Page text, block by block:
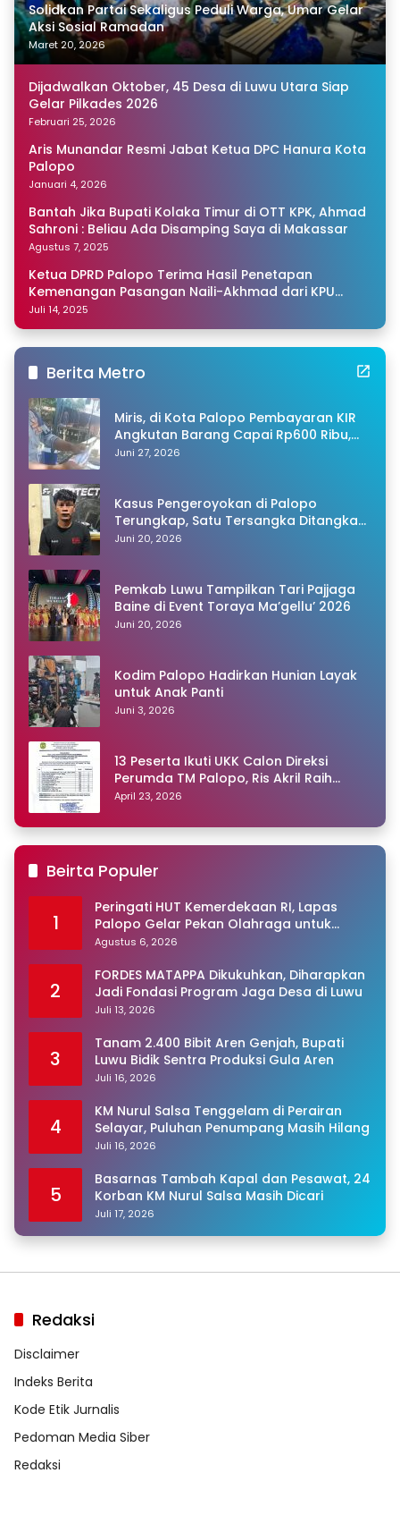
Solidkan Partai Sekaligus Peduli Warga, Umar Gelar
Aksi Sosial Ramadan
Maret 20, 2026
Dijadwalkan Oktober, 45 Desa di Luwu Utara Siap
Gelar Pilkades 2026
Februari 25, 2026
Aris Munandar Resmi Jabat Ketua DPC Hanura Kota
Palopo
Januari 4, 2026
Bantah Jika Bupati Kolaka Timur di OTT KPK, Ahmad
Sahroni : Beliau Ada Disamping Saya di Makassar
Agustus 7, 2025
Ketua DPRD Palopo Terima Hasil Penetapan
Kemenangan Pasangan Naili-Akhmad dari KPU
Sulsel
Juli 14, 2025
Berita Metro
Miris, di Kota Palopo Pembayaran KIR
Angkutan Barang Capai Rp600 Ribu,
Warganet Pertanyakan Dugaan Pungli
Juni 27, 2026
Kasus Pengeroyokan di Palopo
Terungkap, Satu Tersangka Ditangkap
Polisi
Juni 20, 2026
Pemkab Luwu Tampilkan Tari Pajjaga
Baine di Event Toraya Ma’gellu’ 2026
Juni 20, 2026
Kodim Palopo Hadirkan Hunian Layak
untuk Anak Panti
Juni 3, 2026
13 Peserta Ikuti UKK Calon Direksi
Perumda TM Palopo, Ris Akril Raih
Peringkat Pertama
April 23, 2026
Beirta Populer
1
Peringati HUT Kemerdekaan RI, Lapas
Palopo Gelar Pekan Olahraga untuk
Warga Binaan
Agustus 6, 2026
2
FORDES MATAPPA Dikukuhkan, Diharapkan
Jadi Fondasi Program Jaga Desa di Luwu
Juli 13, 2026
3
Tanam 2.400 Bibit Aren Genjah, Bupati
Luwu Bidik Sentra Produksi Gula Aren
Juli 16, 2026
4
KM Nurul Salsa Tenggelam di Perairan
Selayar, Puluhan Penumpang Masih Hilang
Juli 16, 2026
5
Basarnas Tambah Kapal dan Pesawat, 24
Korban KM Nurul Salsa Masih Dicari
Juli 17, 2026
Redaksi
Disclaimer
Indeks Berita
Kode Etik Jurnalis
Pedoman Media Siber
Redaksi